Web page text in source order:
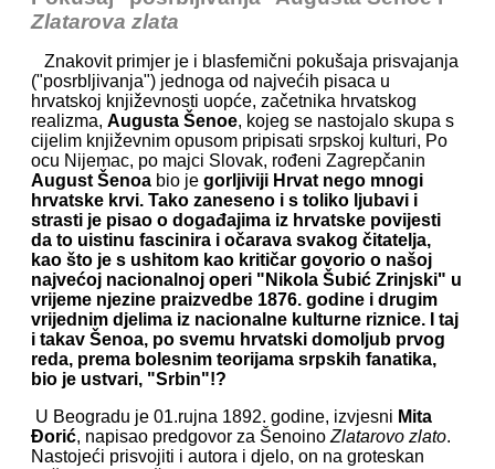
Zlatarova zlata
Znakovit primjer je i blasfemični pokušaja prisvajanja
("posrbljivanja") jednoga od najvećih pisaca u
hrvatskoj književnosti uopće, začetnika hrvatskog
realizma, Augusta Šenoe, kojeg se nastojalo skupa s
cijelim književnim opusom pripisati srpskoj kulturi, Po
ocu Nijemac, po majci Slovak, rođeni Zagrepčanin
August Šenoa bio je gorljiviji Hrvat nego mnogi
hrvatske krvi. Tako zaneseno i s toliko ljubavi i
strasti je pisao o događajima iz hrvatske povijesti
da to uistinu fascinira i očarava svakog čitatelja,
kao što je s ushitom kao kritičar govorio o našoj
najvećoj nacionalnoj operi "Nikola Šubić Zrinjski" u
vrijeme njezine praizvedbe 1876. godine i drugim
vrijednim djelima iz nacionalne kulturne riznice.
I taj
i takav Šenoa, po svemu hrvatski domoljub prvog
reda, prema bolesnim teorijama srpskih fanatika,
bio je ustvari, "Srbin"!?
U Beogradu je 01.rujna 1892. godine, izvjesni Mita
Đorić, napisao predgovor za ŠenoinoZlatarovo zlato.
Nastojeći prisvojiti i autora i djelo, on na groteskan